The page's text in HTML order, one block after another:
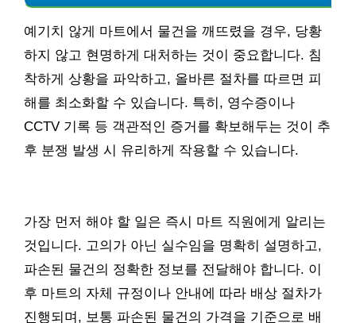
예기치 않게 마트에서 물건을 깨뜨렸을 경우, 당황
하지 않고 현명하게 대처하는 것이 중요합니다. 침
착하게 상황을 파악하고, 올바른 절차를 따르면 피
해를 최소화할 수 있습니다. 특히, 영수증이나
CCTV 기록 등 객관적인 증거를 확보해두는 것이 추
후 분쟁 발생 시 유리하게 작용할 수 있습니다.
가장 먼저 해야 할 일은 즉시 마트 직원에게 알리는
것입니다. 고의가 아닌 실수임을 명확히 설명하고,
파손된 물건의 정확한 정보를 전달해야 합니다. 이
후 마트의 자체 규정이나 안내에 따라 배상 절차가
진행되며, 보통 파손된 물건의 가격을 기준으로 배